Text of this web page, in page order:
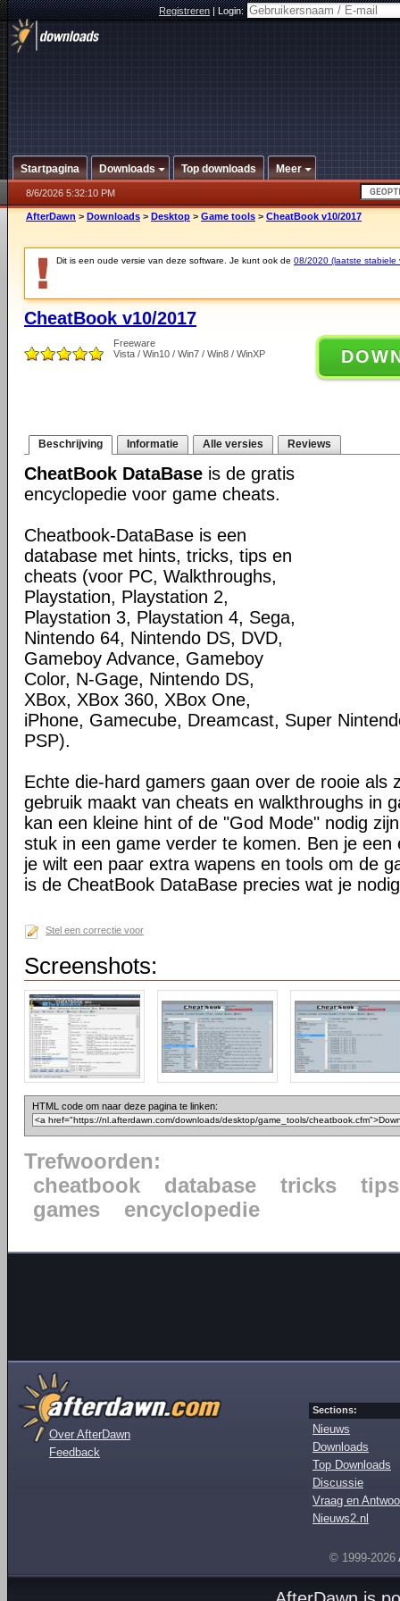
Registreren|Login:
Startpagina Downloads Top downloads Meer
8/6/2026 5:32:10 PM
AfterDawn > Downloads > Desktop > Game tools > CheatBook v10/2017
Dit is een oude versie van deze software. Je kunt ook de 08/2020 (laatste stabiele
CheatBook v10/2017
Freeware
Vista / Win10 / Win7 / Win8 / WinXP
Beschrijving Informatie Alle versies Reviews
CheatBook DataBase is de gratis
encyclopedie voor game cheats.
Cheatbook-DataBase is een
database met hints, tricks, tips en
cheats (voor PC, Walkthroughs,
Playstation, Playstation 2,
Playstation 3, Playstation 4, Sega,
Nintendo 64, Nintendo DS, DVD,
Gameboy Advance, Gameboy
Color, N-Gage, Nintendo DS,
XBox, XBox 360, XBox One,
iPhone, Gamecube, Dreamcast, Super
PSP).
Echte die-hard gamers gaan over de rooie als
gebruik maakt van cheats en walkthroughs in
kan een kleine hint of de "God Mode" nodig
stuk in een game verder te komen. Ben je een
je wilt een paar extra wapens en tools om de
is de CheatBook DataBase precies wat je
Stel een correctie voor
Screenshots:
HTML code om naar deze pagina te linken:
Trefwoorden:
cheatbook
database tricks
tips
games
encyclopedie
Over AfterDawn
Feedback
Sections:
Nieuws
Downloads
Top Downloads
Discussie
Vraag en
Nieuws2.nl
© 1999-2026